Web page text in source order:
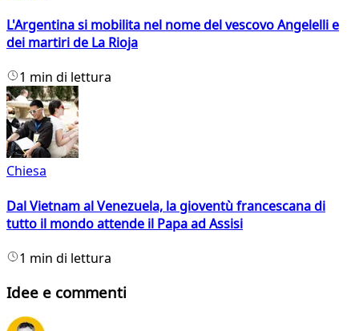
L'Argentina si mobilita nel nome del vescovo Angelelli e
dei martiri de La Rioja
1 min di lettura
Chiesa
Dal Vietnam al Venezuela, la gioventù francescana di
tutto il mondo attende il Papa ad Assisi
1 min di lettura
Idee e commenti